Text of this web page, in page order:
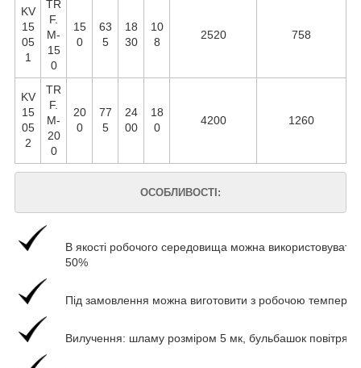
KV
15
05
1
TR
F.
М-
15
0
15
0
63
5
18
30
10
8
2520 758
KV
15
05
2
TR
F.
М-
20
0
20
0
77
5
24
00
18
0
4200 1260
ОСОБЛИВОСТІ:
В якості робочого середовища можна використовувати
50%
Під замовлення можна виготовити з робочою
Вилучення: шламу розміром 5 мк, бульбашок повітря